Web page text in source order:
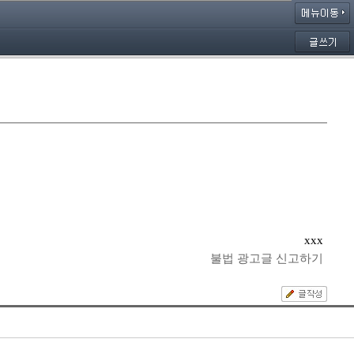
xxx
불법 광고글 신고하기